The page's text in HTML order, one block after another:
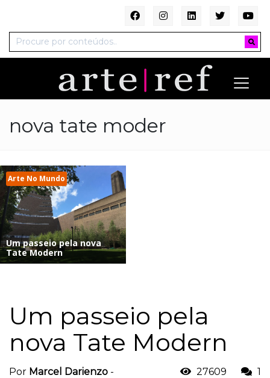
nova tate moder
Arte No Mundo
Um passeio pela nova
Tate Modern
Um passeio pela
nova Tate Modern
Por Marcel Darienzo -
27609 1